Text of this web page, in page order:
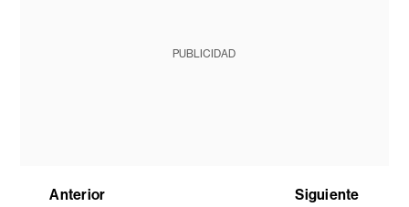
PUBLICIDAD
Anterior Siguiente